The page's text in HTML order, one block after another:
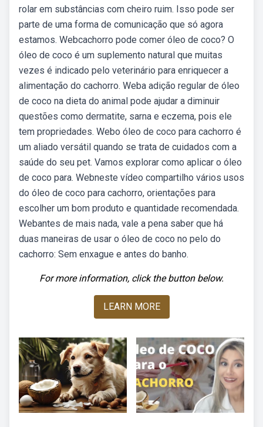
rolar em substâncias com cheiro ruim. Isso pode ser
parte de uma forma de comunicação que só agora
estamos. Webcachorro pode comer óleo de coco? O
óleo de coco é um suplemento natural que muitas
vezes é indicado pelo veterinário para enriquecer a
alimentação do cachorro. Weba adição regular de óleo
de coco na dieta do animal pode ajudar a diminuir
questões como dermatite, sarna e eczema, pois ele
tem propriedades. Webo óleo de coco para cachorro é
um aliado versátil quando se trata de cuidados com a
saúde do seu pet. Vamos explorar como aplicar o óleo
de coco para. Webneste vídeo compartilho vários usos
do óleo de coco para cachorro, orientações para
escolher um bom produto e quantidade recomendada.
Webantes de mais nada, vale a pena saber que há
duas maneiras de usar o óleo de coco no pelo do
cachorro: Sem enxague e antes do banho.
For more information, click the button below.
LEARN MORE